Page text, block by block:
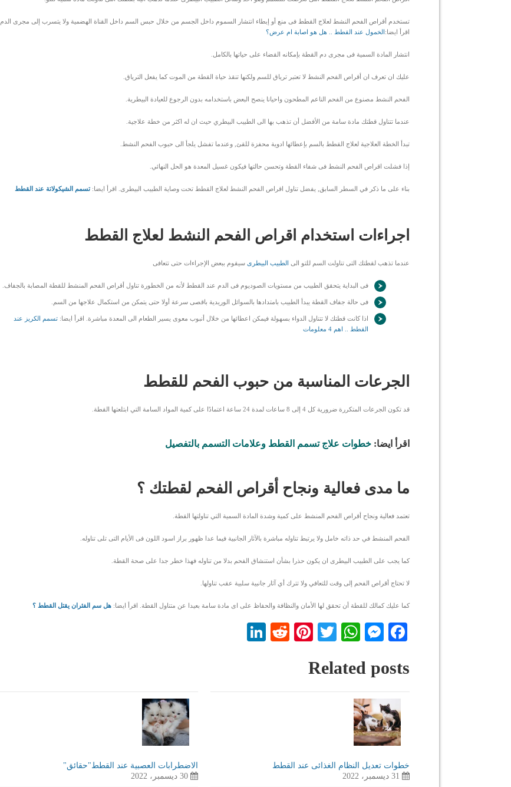
تستخدم أقراص الفحم النشط لعلاج القطط فى منع أو إبطاء انتشار السموم داخل الجسم من خلال حبس السم داخل القناة الهضمية ولا يتسرب إلى مجرى الدم.
اقرأ ايضا:الخمول عند القطط .. هل هو اصابة ام عرض؟
انتشار المادة السمية فى مجرى دم القطة بإمكانه القضاء على حياتها بالكامل.
عليك ان تعرف ان أقراص الفحم النشط لا تعتبر ترياق للسم ولكنها تنقذ حياة القطة من الموت كما يفعل الترياق.
الفحم النشط مصنوع من الفحم الناعم المطحون واحيانا ينصح البعض باستخدامه بدون الرجوع للعيادة البيطرية.
عندما تتناول قطتك مادة سامة من الأفضل أن تذهب بها الى الطبيب البيطري حيث ان له اكثر من خطة علاجية.
تبدأ الخطة العلاجية لعلاج القطط بالسم بإعطائها ادوية محفزة للقئ, وعندما تفشل يلجأ الى حبوب الفحم النشط.
إذا فشلت اقراص الفحم النشط فى شفاء القطة وتحسن حالتها فيكون غسيل المعدة هو الحل النهائي.
بناء على ما ذكر في السطر السابق, يفضل تناول اقراص الفحم النشط لعلاج القطط تحت وصاية الطبيب البيطرى. اقرأ ايضا:تسمم الشيكولاتة عند القطط
اجراءات استخدام اقراص الفحم النشط لعلاج القطط
عندما تذهب لقطتك التى تناولت السم للتو الى الطبيب البيطرى سيقوم ببعض الإجراءات حتى تتعافى
فى البداية يتحقق الطبيب من مستويات الصوديوم فى الدم عند القطط لأنه من الخطورة تناول أقراص الفحم المنشط للقطة المصابة بالجفاف.
فى حالة جفاف القطة يبدأ الطبيب بامتدادها بالسوائل الوريدية باقصى سرعة أولا حتى يتمكن من استكمال علاجها من السم.
اذا كانت قطتك لا تتناول الدواء بسهولة فيمكن اعطائها من خلال أنبوب معوى يسير الطعام الى المعدة مباشرة. اقرأ ايضا: تسمم الكريز عند
القطط .. اهم 4 معلومات
الجرعات المناسبة من حبوب الفحم للقطط
قد تكون الجرعات المتكررة ضرورية كل 4 إلى 8 ساعات لمدة 24 ساعة اعتمادًا على كمية المواد السامة التي ابتلعتها القطة.
اقرأ ايضا: خطوات علاج تسمم القطط وعلامات التسمم بالتفصيل
ما مدى فعالية ونجاح أقراص الفحم لقطتك ؟
تعتمد فعالية ونجاح أقراص الفحم المنشط على كمية وشدة المادة السمية التي تناولتها القطة.
الفحم المنشط في حد ذاته خامل ولا يرتبط تناوله مباشرة بالآثار الجانبية فيما عدا ظهور براز اسود اللون فى الأيام التى تلى تناوله.
كما يجب على الطبيب البيطرى ان يكون حذرا بشأن استنشاق الفحم بدلا من تناوله فهذا خطر جدا على صحة القطة.
لا تحتاج أقراص الفحم إلى وقت للتعافي ولا تترك أي آثار جانبية سلبية عقب تناولها.
كما عليك كمالك للقطة أن تحقق لها الأمان والنظافة والحفاظ على اى مادة سامة بعيدا عن متناول القطة. اقرأ ايضا: هل سم الفئران يقتل القطط ؟
Facebook
Messenger
WhatsApp
Twitter
Pinterest
Reddit
Related posts
خطوات تعديل النظام الغذائى عند القطط
31 ديسمبر، 2022
الاضطرابات العصبية عند القطط"حقائق"
30 ديسمبر، 2022